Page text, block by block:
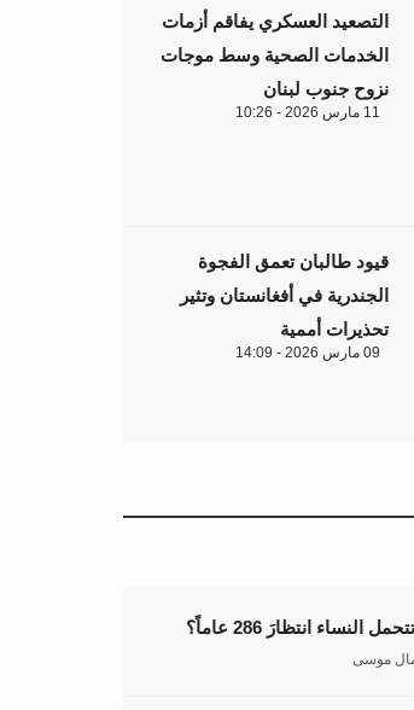
التصعيد العسكري يفاقم أزمات
الخدمات الصحية وسط موجات
نزوح جنوب لبنان
11 مارس 2026 - 10:26
قيود طالبان تعمق الفجوة
الجندرية في أفغانستان وتثير
تحذيرات أممية
09 مارس 2026 - 14:09
النساء انتظارَ 286 عاماً؟
موسى